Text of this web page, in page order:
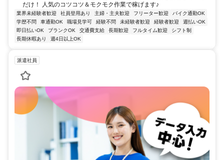
だけ！ 人気のコツコツ＆モクモク作業で稼げます♪
業界未経験者歓迎 社員登用あり 主婦・主夫歓迎 フリーター歓迎
バイク通勤OK
学歴不問
車通勤OK 職場見学可 経験不問 未経験者歓迎 経験者歓迎
週払いOK
即日払いOK
ブランクOK 交通費支給 長期歓迎 フルタイム歓迎
シフト制
長期休暇あり
週4日以上OK
派遣社員